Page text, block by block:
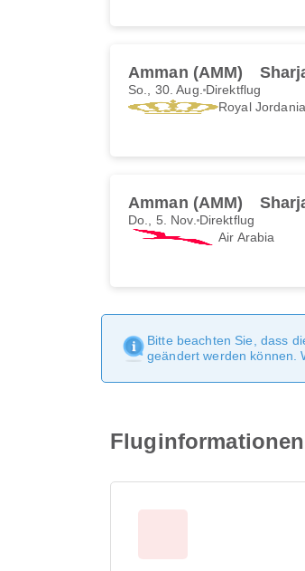
Amman (AMM)
So., 30. Aug. Direktflug
Royal
Amman (AMM)
Do., 5. Nov. Direktflug
Air Arabia
Bitte beachten Sie, dass
geändert werden können.